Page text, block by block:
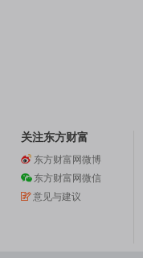
关注东方财富
东方财富网微博
东方财富网微信
意见与建议